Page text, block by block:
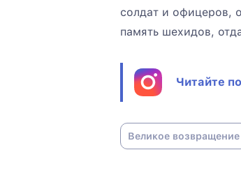
солдат и офицеров,
память шехидов,
Читайте
Великое возвращение